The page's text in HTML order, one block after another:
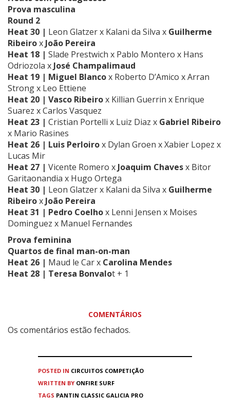
Prova masculina
Round 2
Heat 30 | Leon Glatzer x Kalani da Silva x Guilherme
Ribeirox João Pereira
Heat 18 | Slade Prestwich x Pablo Montero x Hans
Odriozola x José Champalimaud
Heat 19 | Miguel Blancox Roberto D’Amico x Arran
Strong x Leo Ettiene
Heat 20 | Vasco Ribeirox Killian Guerrin x Enrique
Suarez x Carlos Vasquez
Heat 23 | Cristian Portelli x Luiz Diaz x Gabriel Ribeiro
x Mario Rasines
Heat 26 | Luis Perloirox Dylan Groen x Xabier Lopez x
Lucas Mir
Heat 27 | Vicente Romero x Joaquim Chavesx Bitor
Garitaonandia x Hugo Ortega
Heat 30 | Leon Glatzer x Kalani da Silva x Guilherme
Ribeirox João Pereira
Heat 31 | Pedro Coelhox Lenni Jensen x Moises
Dominguez x Manuel Fernandes
Prova feminina
Quartos de final man-on-man
Heat 26 | Maud le Car x Carolina Mendes
Heat 28 | Teresa Bonvalot + 1
COMENTÁRIOS
Os comentários estão fechados.
POSTED IN CIRCUITOS COMPETIÇÃO
WRITTEN BY ONFIRE SURF
TAGS PANTIN CLASSIC GALICIA PRO